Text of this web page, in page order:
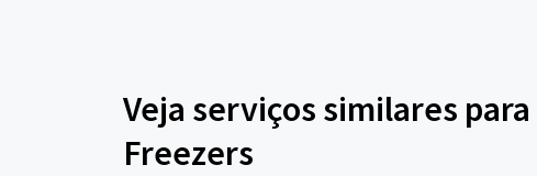
Veja serviços similares
Freezers